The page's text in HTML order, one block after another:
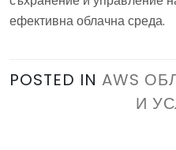
ефективна облачна среда.
POSTED IN AWS
И